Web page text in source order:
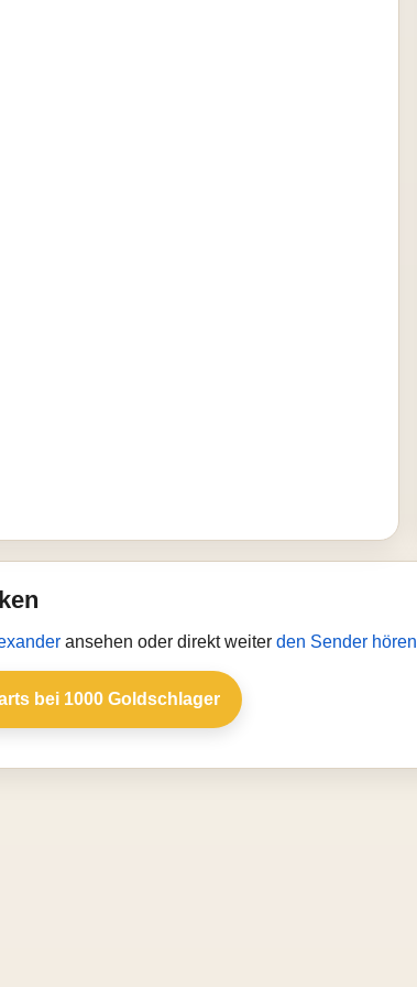
ansehen oder direkt weiter den Sender hören
bei 1000 Goldschlager